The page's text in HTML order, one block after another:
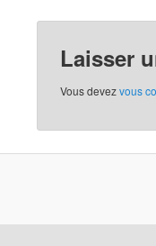
Laisser
Vous devezvous